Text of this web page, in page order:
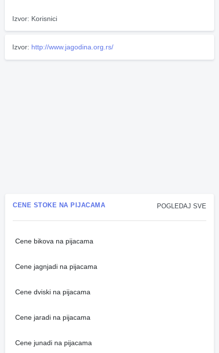
Izvor: Korisnici
Izvor: http://www.jagodina.org.rs/
POGLEDAJ SVE
CENE STOKE NA PIJACAMA
Cene bikova na pijacama
Cene jagnjadi na pijacama
Cene dviski na pijacama
Cene jaradi na pijacama
Cene junadi na pijacama